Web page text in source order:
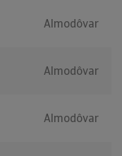
Almodôvar
Almodôvar
Almodôvar